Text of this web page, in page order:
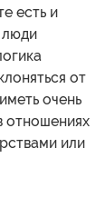
есть и
люди
от
очень
отношениях
или